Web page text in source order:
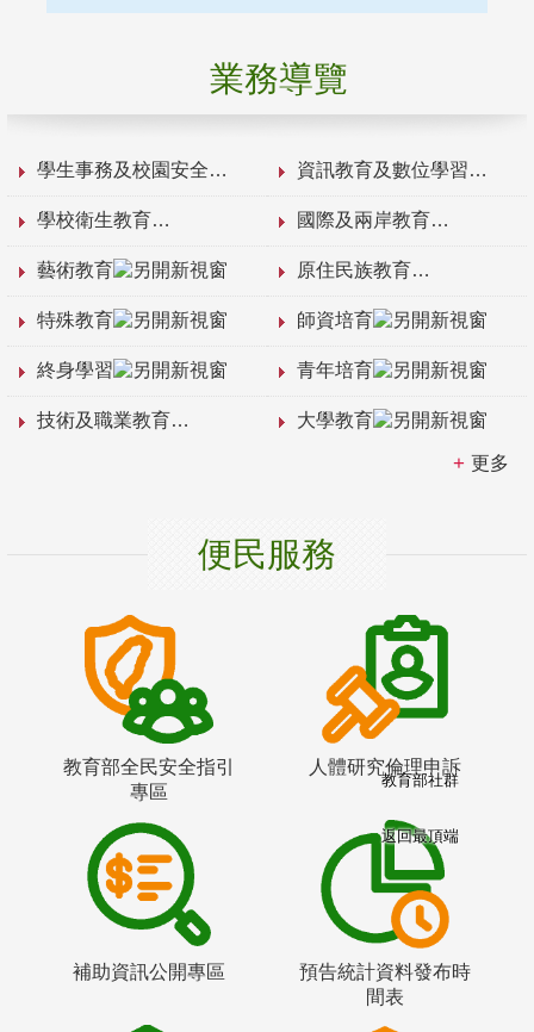
業務導覽
學生事務及校園安全 資訊教育及數位學習
學校衛生教育 國際及兩岸教育
藝術教育 原住民族教育
特殊教育 師資培育
終身學習 青年培育
技術及職業教育 大學教育
更多
便民服務
教育部全民安全指引
專區
人體研究倫理申訴
補助資訊公開專區
預告統計資料發布時
間表
教育部社群
返回最頂端